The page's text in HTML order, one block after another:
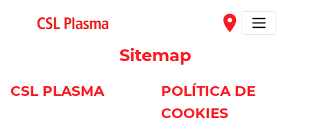
place
Sitemap
CSL PLASMA
POLÍTICA DE
COOKIES